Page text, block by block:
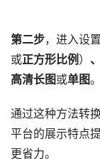
第二步，进入设
或正方形比例 ）
高清长图或单图。
通过这种方法转
平台的展示特点
更省力。